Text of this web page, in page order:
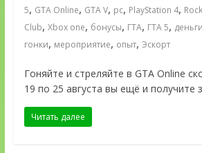
5, GTA Online, GTA V, pc, PlayStation 4,
Club, Xbox one, бонусы, ГТА, ГТА 5, деньги
гонки, мероприятие, опыт, Эскорт
Гоняйте и стреляйте в GTA Online
19 по 25 августа вы ещё и получите
Читать далее